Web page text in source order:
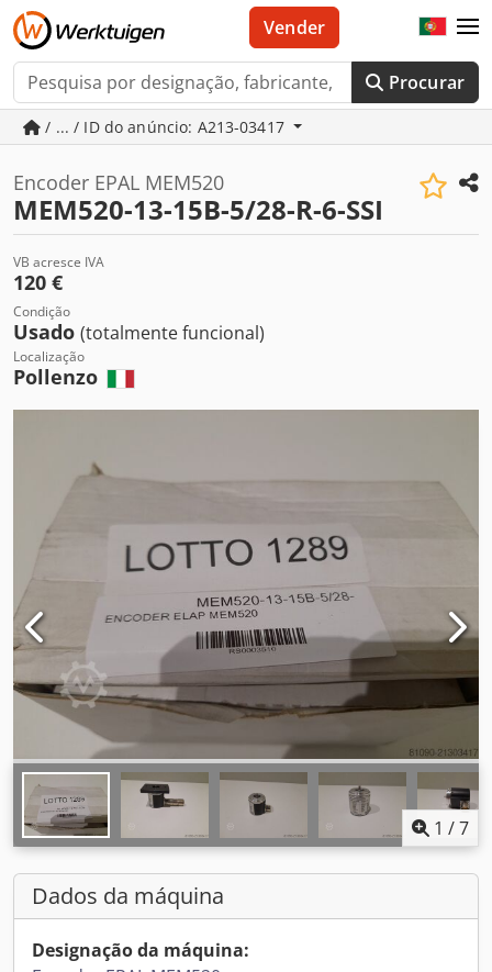
Procurar
Vender
/ ... / ID do anúncio: A213-03417
Encoder EPAL MEM520
MEM520-13-15B-5/28-R-6-SSI
VB acresce IVA
120 €
Condição
Usado (totalmente funcional)
Localização
Pollenzo
1 /7
Dados da máquina
Designação da máquina: